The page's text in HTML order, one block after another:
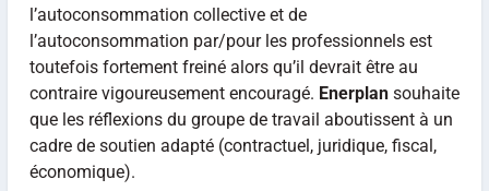
l’autoconsommation collective et de
l’autoconsommation par/pour les professionnels est
toutefois fortement freiné alors qu’il devrait être au
contraire vigoureusement encouragé. Enerplansouhaite
que les réflexions du groupe de travail aboutissent à un
cadre de soutien adapté (contractuel, juridique, fiscal,
économique).